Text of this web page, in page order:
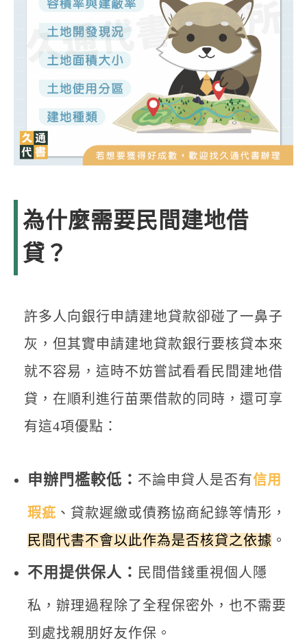
為什麼需要民間建地借
貸？
許多人向銀行申請建地貸款卻碰了一鼻子
灰，但其實申請建地貸款銀行要核貸本來
就不容易，這時不妨嘗試看看民間建地借
貸，在順利進行苗栗借款的同時，還可享
有這4項優點：
申辦門檻較低： 不論申貸人是否有信用
瑕疵 、貸款遲繳或債務協商紀錄等情形，
民間代書不會以此作為是否核貸之依據 。
不用提供保人： 民間借錢重視個人隱
私，辦理過程除了全程保密外，也不需要
到處找親朋好友作保。